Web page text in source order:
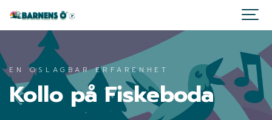
EN OSLAGBAR ERFARENHET
Kollo på Fiskeboda